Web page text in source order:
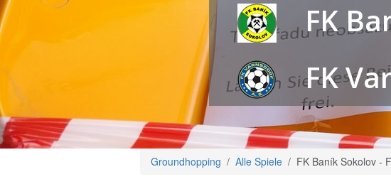
FK
FK
Groundhopping Alle Spiele FK Baník Sokolov -